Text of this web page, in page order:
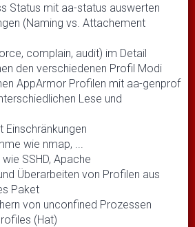
Status mit aa-status auswerten
(Naming vs. Attachement
complain, audit) im Detail
den verschiedenen Profil Modi
AppArmor Profilen mit aa-genprof
Lese und
Einschränkungen
wie nmap, ...
SSHD, Apache
Überarbeiten von Profilen aus
Paket
von unconfined Prozessen
(Hat)